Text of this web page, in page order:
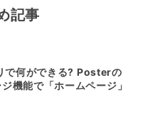
記事
で何ができる? Posterの
機能で「ホームページ」